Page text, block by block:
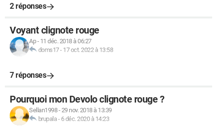
2 réponses
Voyant clignote rouge
Ap- 11 déc. 2018 à 06:27
doms17- 17 oct. 2022 à 13:58
7 réponses
Pourquoi mon Devolo clignote rouge ?
Sellan1998-29 nov. 2018 à 13:39
brupala - 6 déc. 2020 à 14:23